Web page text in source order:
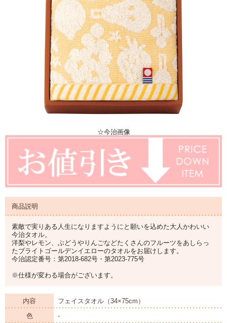
☆今治画像
商品説明
素敵で実りある人生になりますようにと願いを込めた大人かわいい
今治タオル。
洋梨やレモン、ぶどうやりんごなどたくさんのフルーツをあしらっ
たブライトゴールデンイエローのタオルをお届けします。
今治認定番号：第2018-682号・第2023-775号
※仕様が変わる場合がございます。
内容
フェイスタオル（34×75cm）
色
-